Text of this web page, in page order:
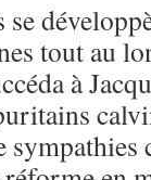
tout au
à
sympathies